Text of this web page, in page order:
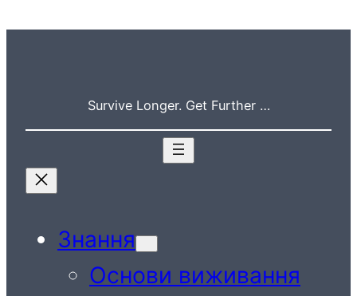
Survive Longer. Get Further …
Знання
Основи виживання